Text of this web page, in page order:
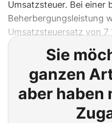
Umsatzsteuer. Bei einer
Beherbergungsleistung
Umsatzsteuersatz von 7
Sie
ganzen
aber haben